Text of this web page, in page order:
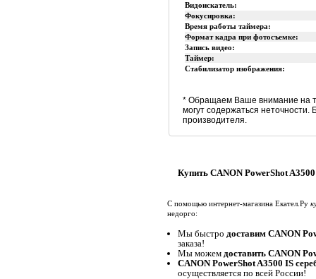
Видоискатель:
Фокусировка:
Время работы таймера:
Формат кадра при фотосъемке:
Запись видео:
Таймер:
Стабилизатор изображения:
* Обращаем Ваше внимание на
могут содержаться
производителя.
Купить CANON PowerShot
С помощью интернет-магазина Екател.Ру
недорго:
Мы быстро доставим CANON
заказа!
Мы можем доставить CANON
CANON PowerShot A3500 IS
осуществляется по всей России!